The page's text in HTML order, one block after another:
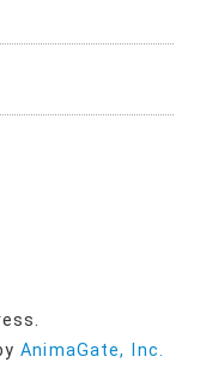
AnimaGate, Inc.